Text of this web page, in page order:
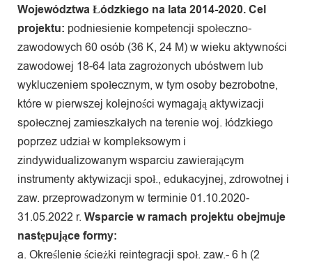
Województwa Łódzkiego na lata 2014-2020.Cel
projektu: podniesienie kompetencji społeczno-
zawodowych 60 osób (36 K, 24 M) w wieku aktywności
zawodowej 18-64 lata zagrożonych ubóstwem lub
wykluczeniem społecznym, w tym osoby bezrobotne,
które w pierwszej kolejności wymagają aktywizacji
społecznej zamieszkałych na terenie woj. łódzkiego
poprzez udział w kompleksowym i
zindywidualizowanym wsparciu zawierającym
instrumenty aktywizacji społ., edukacyjnej, zdrowotnej i
zaw. przeprowadzonym w terminie 01.10.2020-
31.05.2022 r. Wsparcie w ramach projektu obejmuje
następujące formy:
a. Określenie ścieżki reintegracji społ. zaw.- 6 h (2